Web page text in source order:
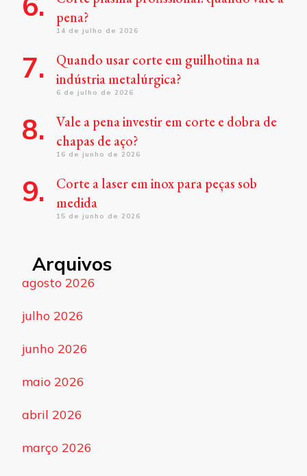
pena?
14 de julho de 2026
Quando usar corte em guilhotina na
indústria metalúrgica?
6 de julho de 2026
Vale a pena investir em corte e dobra de
chapas de aço?
16 de junho de 2026
Corte a laser em inox para peças sob
medida
15 de junho de 2026
Arquivos
agosto 2026
julho 2026
junho 2026
maio 2026
abril 2026
março 2026